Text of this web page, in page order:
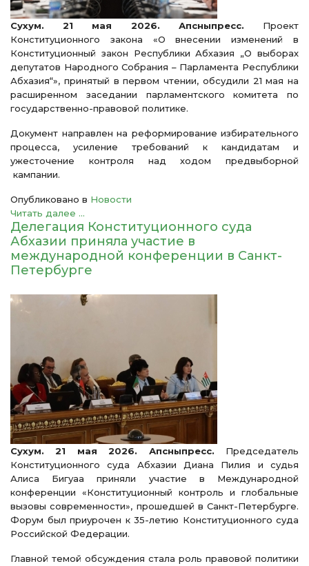
Сухум. 21 мая 2026. Апсныпресс. Проект
Конституционного закона «О внесении изменений в
Конституционный закон Республики Абхазия „О выборах
депутатов Народного Собрания – Парламента Республики
Абхазия“», принятый в первом чтении, обсудили 21 мая на
расширенном заседании парламентского комитета по
государственно-правовой политике.
Документ направлен на реформирование избирательного
процесса, усиление требований к кандидатам и
ужесточение контроля над ходом предвыборной
кампании.
Опубликовано в Новости
Читать далее ...
Делегация Конституционного суда
Абхазии приняла участие в
международной конференции в Санкт-
Петербурге
Сухум. 21 мая 2026. Апсныпресс. Председатель
Конституционного суда Абхазии Диана Пилия и судья
Алиса Бигуаа приняли участие в Международной
конференции «Конституционный контроль и глобальные
вызовы современности», прошедшей в Санкт-Петербурге.
Форум был приурочен к 35-летию Конституционного суда
Российской Федерации.
Главной темой обсуждения стала роль правовой политики